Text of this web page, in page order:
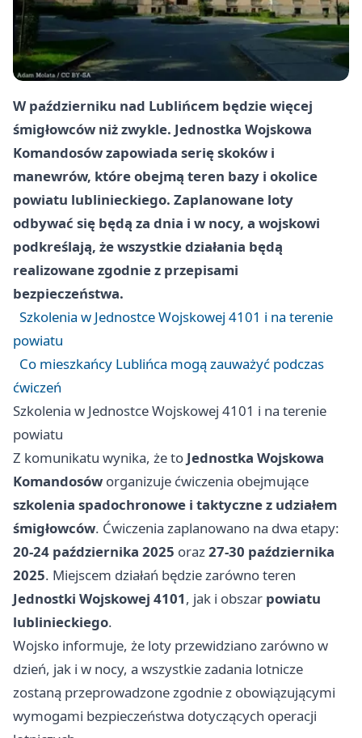
W październiku nad Lublińcem będzie więcej
śmigłowców niż zwykle. Jednostka Wojskowa
Komandosów zapowiada serię skoków i
manewrów, które obejmą teren bazy i okolice
powiatu lublinieckiego. Zaplanowane loty
odbywać się będą za dnia i w nocy, a wojskowi
podkreślają, że wszystkie działania będą
realizowane zgodnie z przepisami
bezpieczeństwa.
Szkolenia w Jednostce Wojskowej 4101 i na terenie
powiatu
Co mieszkańcy Lublińca mogą zauważyć podczas
ćwiczeń
Szkolenia w Jednostce Wojskowej 4101 i na terenie
powiatu
Z komunikatu wynika, że to Jednostka Wojskowa
Komandosów organizuje ćwiczenia obejmujące
szkolenia spadochronowe i taktyczne z udziałem
śmigłowców. Ćwiczenia zaplanowano na dwa etapy:
20-24 października 2025 oraz27-30 października
2025. Miejscem działań będzie zarówno teren
Jednostki Wojskowej 4101, jak i obszar powiatu
lublinieckiego.
Wojsko informuje, że loty przewidziano zarówno w
dzień, jak i w nocy, a wszystkie zadania lotnicze
zostaną przeprowadzone zgodnie z obowiązującymi
wymogami bezpieczeństwa dotyczących operacji